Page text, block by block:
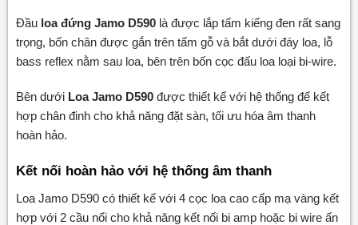
Đầu loa đứng Jamo D590 là được lắp tấm kiếng đen rất sang
trọng, bốn chân được gắn trên tấm gỗ và bắt dưới đáy loa, lỗ
bass reflex nằm sau loa, bên trên bốn cọc đấu loa loại bi-wire.
Bên dưới Loa Jamo D590 được thiết kế với hệ thống đế kết
hợp chân đinh cho khả năng đặt sàn, tối ưu hóa âm thanh
hoàn hảo.
Kết nối hoàn hảo với hệ thống âm thanh
Loa Jamo D590 có thiết kế với 4 cọc loa cao cấp mạ vàng kết
hợp với 2 cầu nối cho khả năng kết nối bi amp hoặc bi wire ấn